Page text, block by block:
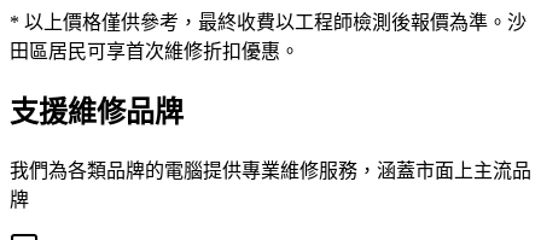
* 以上價格僅供參考，最終收費以工程師檢測後報價為準。沙
田區居民可享首次維修折扣優惠。
支援維修品牌
我們為各類品牌的電腦提供專業維修服務，涵蓋市面上主流品
牌